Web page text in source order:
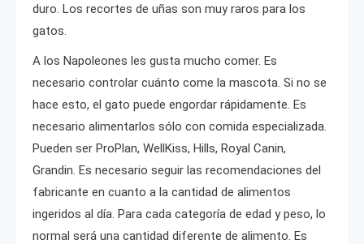
duro. Los recortes de uñas son muy raros para los
gatos.
A los Napoleones les gusta mucho comer. Es
necesario controlar cuánto come la mascota. Si no se
hace esto, el gato puede engordar rápidamente. Es
necesario alimentarlos sólo con comida especializada.
Pueden ser ProPlan, WellKiss, Hills, Royal Canin,
Grandin. Es necesario seguir las recomendaciones del
fabricante en cuanto a la cantidad de alimentos
ingeridos al día. Para cada categoría de edad y peso, lo
normal será una cantidad diferente de alimento. Es